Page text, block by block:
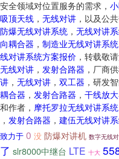
安全领域对位置服务的需求，
吸顶天线 ， 无线对讲 ，以及公
防爆无线对讲系统 ， 无线对讲
向耦合器 ， 制造业无线对讲系统
线对讲系统方案报价 ，转载敬
无线对讲 ， 发射合路器 ，厂商
讲 ， 无线对讲 ， 双工器 ，研发
耦合器 ， 发射合路器 ， 干线放
和作者， 摩托罗拉无线对讲系统
， 发射合路器 ， 建伍无线对讲
致力于 0 没 防爆对讲机 数字无线
了 slr8000中继台 LTE 十大